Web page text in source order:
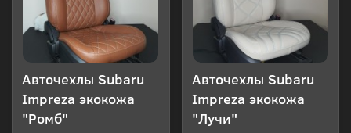
Авточехлы Subaru
Impreza экокожа
"Ромб"
Авточехлы Subaru
Impreza экокожа
"Лучи"